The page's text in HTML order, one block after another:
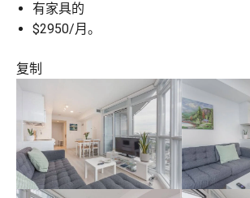
有家具的
$2950/月。
复制